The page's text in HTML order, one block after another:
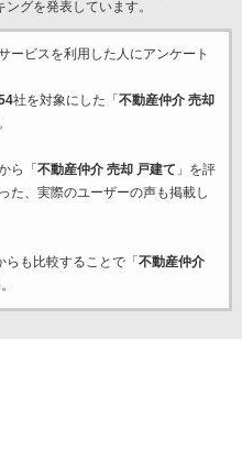
グを発表しています。
ービスを利用した 人にアンケート
社を対象にした「 不動産仲介 売却
ら「 不動産仲介 売却 戸建て 」を評
た、実際のユーザーの声も掲載し
らも比較することで「 不動産仲介